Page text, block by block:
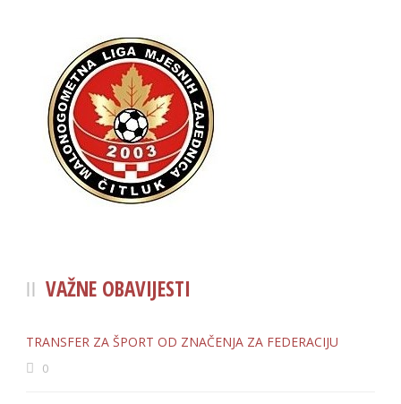
VAŽNE OBAVIJESTI
TRANSFER ZA ŠPORT OD ZNAČENJA ZA FEDERACIJU
0